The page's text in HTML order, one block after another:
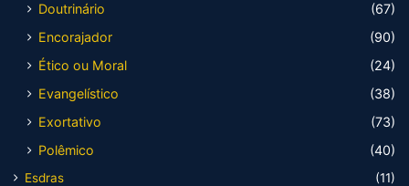
Doutrinário
(67)
Encorajador
(90)
Ético ou Moral
(24)
Evangelístico
(38)
Exortativo
(73)
Polêmico
(40)
Esdras
(11)